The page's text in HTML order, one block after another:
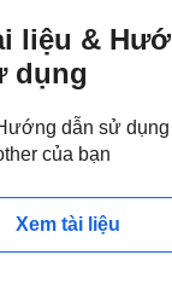
liệu &
dụng
dẫn sử
của bạn
Xem tài liệu